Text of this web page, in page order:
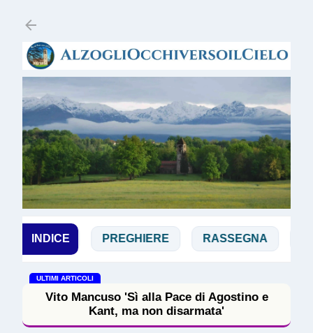
INDICE PREGHIERE RASSEGNA
ULTIMI ARTICOLI
Vito Mancuso 'Sì alla Pace di Agostino e
Kant, ma non disarmata'